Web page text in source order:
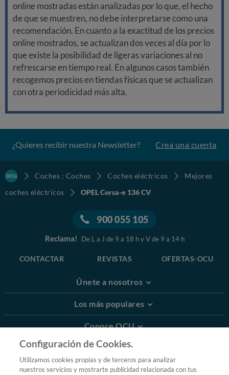
online mostradas están analizadas por lo que, el hecho
de que se muestren, no debe interpretarse como una
recomendación. En cuanto a la exactitud de los precios
online mostrados, se actualizan dos veces al día por lo
que existe la posibilidad de ligeras variaciones al no
refrescarse en tiempo real. En algunos casos también
recogemos precios en tiendas físicas que se actualizan
con otra periodicidad más alta.
¿Quieres recibir nuestra Newsletter? Crea una cuenta
Coches : Coches Coches eléctricos
Mejores
coches eléctricos
OPEL Corsa-e 136 CV
900 055 105
Reclama! De L a J de 9 a 18 h y V de 9 a 14 h
CONTACTAR REVISTAS OFERTAS-OCU
Únete a nosotros
Los más populares
Conoce OCU
Más Información
© 2026 OCU
Configuración de Cookies.
Utilizamos cookies propias y de terceros para analizar
nuestros servicios y mostrarte publicidad relacionada con tus